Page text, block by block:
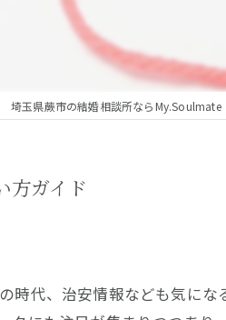
埼玉県蕨市の結婚相談所ならMy.Soulmate
方ガイド
代、治安情報なども気に